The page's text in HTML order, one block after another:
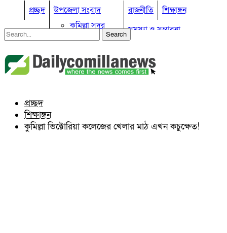
প্রচ্ছদ
উপজেলা সংবাদ
কুমিল্লা সদর
কুমিল্লা সদর দক্ষিণ
ব্রাহ্মণপাড়া
লাকসাম
লালমাই
রাজনীতি
শিক্ষাঙ্গন
সমস্যা ও সম্ভাবনা
কুমিল্লা ভোটের হাওয়া
কুমিল্লার ঐতিহ্য
প্রচ্ছদ
শিক্ষাঙ্গন
কুমিল্লা ভিক্টোরিয়া কলেজের খেলার মাঠ এখন কচুক্ষেত!